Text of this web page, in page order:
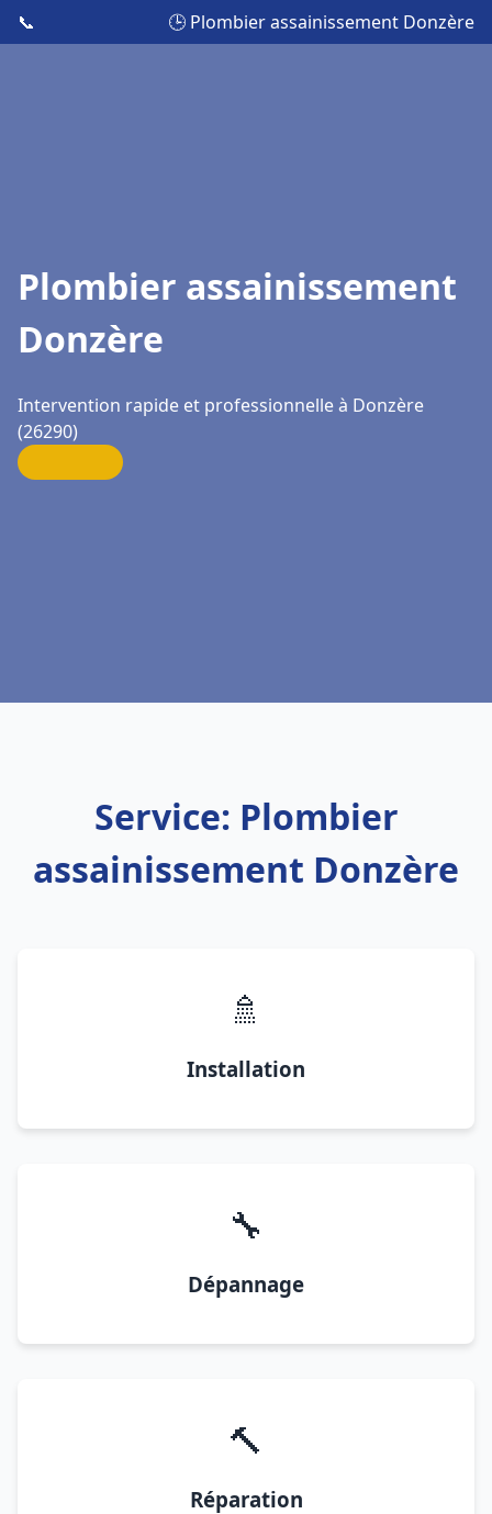
📞 🕒 Plombier assainissement Donzère
Plombier assainissement
Donzère
Intervention rapide et professionnelle à Donzère
(26290)
Service: Plombier
assainissement Donzère
🚿
Installation
🔧
Dépannage
🔨
Réparation